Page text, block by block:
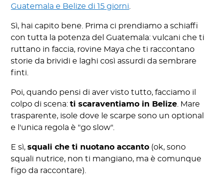
Guatemala e Belize di 15 giorni
Sì, hai capito bene. Prima ci prendiamo a schiaffi
con tutta la potenza del Guatemala: vulcani che ti
ruttano in faccia, rovine Maya che ti raccontano
storie da brividi e laghi così assurdi da sembrare
finti.
Poi, quando pensi di aver visto tutto, facciamo il
colpo di scena:ti scaraventiamo in Belize . Mare
trasparente, isole dove le scarpe sono un optional
e l'unica regola è "go slow".
E sì,squali che ti nuotano accanto (ok, sono
squali nutrice, non ti mangiano, ma è comunque
figo da raccontare).